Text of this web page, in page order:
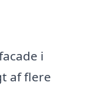
i
af flere